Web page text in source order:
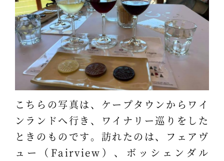
こちらの写真は、ケープタウンからワイ
ンランドへ行き、ワイナリー巡りをした
ときのものです。訪れたのは、フェアヴ
ュー（Fairview）、ボッシェンダル